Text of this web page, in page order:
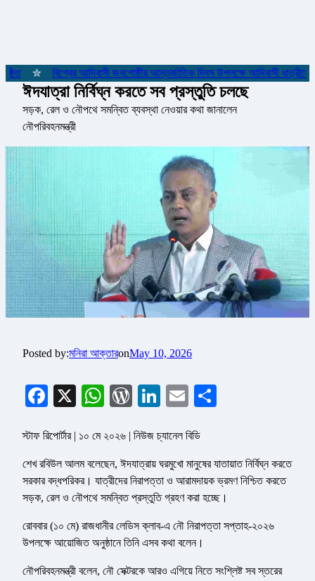
✮ বিশ্বের আদিবাসী জনগোষ্ঠীর আন্তর্জাতিক দিবস উপলক্ষে আদিবাসী ধাত্রীদের
ঈদযাত্রা নির্বিঘ্ন করতে সব প্রস্তুতি চলছে
সড়ক, রেল ও নৌপথে সমন্বিত ব্যবস্থা নেওয়ার কথা জানালেন
নৌপরিবহনমন্ত্রী
Posted by:মনিরা আক্তারonMay 10, 2026
Facebook
X WhatsApp
WordPress
LinkedIn
Email
স্টাফ রিপোর্টার | ১০ মে ২০২৬ | নিউজ চ্যানেল বিডি
শেখ রবিউল আলম বলেছেন, ঈদযাত্রায় ঘরমুখো মানুষের যাতায়াত নির্বিঘ্ন করতে
সরকার বদ্ধপরিকর। যাত্রীদের নিরাপত্তা ও আরামদায়ক ভ্রমণ নিশ্চিত করতে
সড়ক, রেল ও নৌপথে সমন্বিত প্রস্তুতি গ্রহণ করা হচ্ছে।
রোববার (১০ মে) রাজধানীর লেডিস ক্লাব-এ নৌ নিরাপত্তা সপ্তাহ-২০২৬
উপলক্ষে আয়োজিত অনুষ্ঠানে তিনি এসব কথা বলেন।
নৌপরিবহনমন্ত্রী বলেন, নৌ সেক্টরকে আরও এগিয়ে নিতে সংশ্লিষ্ট সব স্তরের